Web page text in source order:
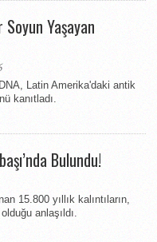
Yaşayan
Latin Amerika'daki antik
kanıtladı.
Bulundu!
15.800 yıllık kalıntıların,
anlaşıldı.